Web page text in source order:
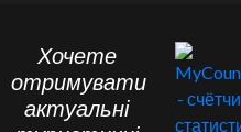
Хочете
отримувати
актуальні